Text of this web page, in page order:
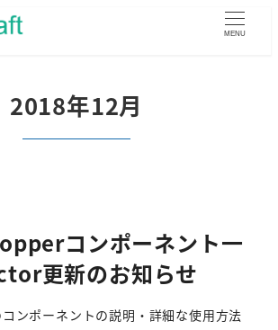
MENU
2018年12月
コンポーネント一
更新のお知らせ
ンポーネントの説明・詳細な使用方法